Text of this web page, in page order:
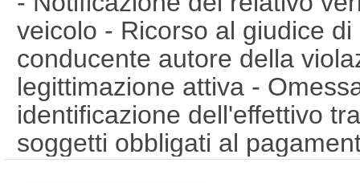
veicolo - Ricorso al giudice
conducente autore della
legittimazione attiva -
identificazione dell'effettivo
soggetti obbligati al